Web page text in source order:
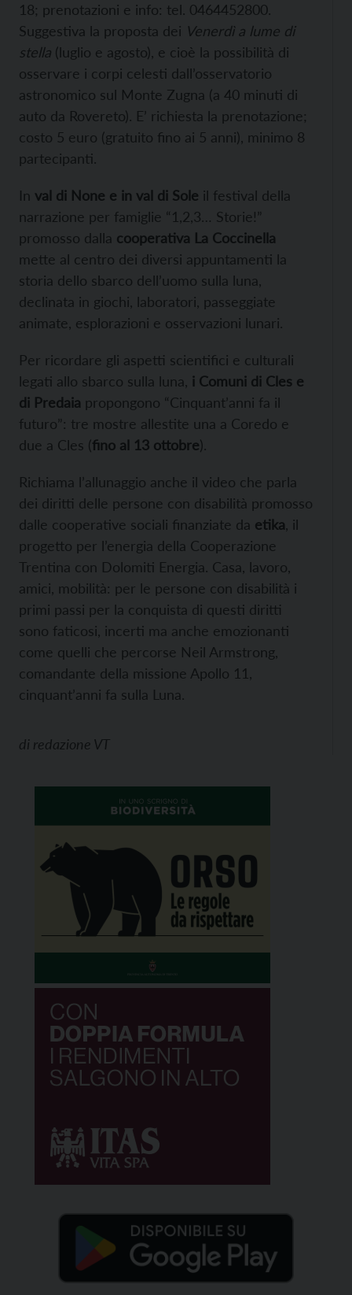
18; prenotazioni e info: tel. 0464452800.
Suggestiva la proposta dei Venerdì a lume di
stella (luglio e agosto), e cioè la possibilità di
osservare i corpi celesti dall’osservatorio
astronomico sul Monte Zugna (a 40 minuti di
auto da Rovereto). E’ richiesta la prenotazione;
costo 5 euro (gratuito fino ai 5 anni), minimo 8
partecipanti.
In val di None e in val di Sole il festival della
narrazione per famiglie “1,2,3… Storie!”
promosso dalla cooperativa La Coccinella
mette al centro dei diversi appuntamenti la
storia dello sbarco dell’uomo sulla luna,
declinata in giochi, laboratori, passeggiate
animate, esplorazioni e osservazioni lunari.
Per ricordare gli aspetti scientifici e culturali
legati allo sbarco sulla luna, i Comuni di Cles e
di Predaia propongono “Cinquant’anni fa il
futuro”: tre mostre allestite una a Coredo e
due a Cles (fino al 13 ottobre).
Richiama l’allunaggio anche il video che parla
dei diritti delle persone con disabilità promosso
dalle cooperative sociali finanziate da etika , il
progetto per l’energia della Cooperazione
Trentina con Dolomiti Energia. Casa, lavoro,
amici, mobilità: per le persone con disabilità i
primi passi per la conquista di questi diritti
sono faticosi, incerti ma anche emozionanti
come quelli che percorse Neil Armstrong,
comandante della missione Apollo 11,
cinquant’anni fa sulla Luna.
di redazione VT